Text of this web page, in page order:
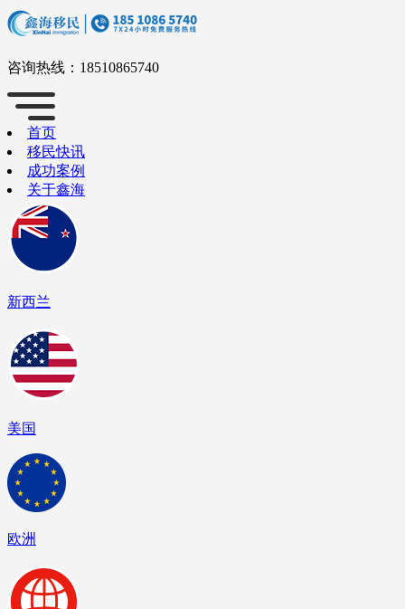
咨询热线： 18510865740
首页
移民快讯
成功案例
关于鑫海
新西兰
美国
欧洲